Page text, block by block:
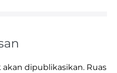
dipublikasikan. Ruas